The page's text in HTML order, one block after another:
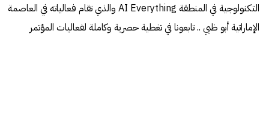
التكنولوجية في المنطقة AI Everything والذي تقام فعالياته في العاصمة
الإماراتية أبو ظبي .. تابعونا في تغطية حصرية وكاملة لفعاليات المؤتمر